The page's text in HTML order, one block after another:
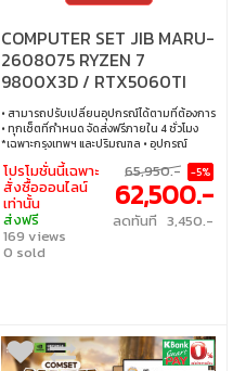
COMPUTER SET JIB MARU-
2608075 RYZEN 7
9800X3D / RTX5060TI
8GB / B650 / 32GB DDR5 /
M.2 1TB
• สามารถปรับเปลี่ยนอุปกรณ์ได้ตามที่ต้องการ
• ทุกเซ็ตที่กำหนด จัดส่งฟรีภายใน 4 ชั่วโมง
*เฉพาะกรุงเทพฯ และปริมณฑล • อุปกรณ์
คอมพิวเตอร์เสียภายใน 30 วัน นับจากวันซื้อ
เปลี่ยนอุปกรณ์คอมพิวเตอร์ใหม่ให้ทันที
ภายใน 24 ชั่วโมง เฉพาะซื้อผ่าน JIB Online
เท่านั้น (เงื่อนไขเป็นไปตามที่กำหนด) • ผ่อน
สบายๆ 0% นาน 10 เดือน ทุกเซ็ต • บริการ
ซ่อมและตรวจเช็คอาการ ฟรี! ได้ที่เจไอบีกว่า 140
สาขา ทั่วประเทศ
โปรโมชั่นนี้เฉพาะ
สั่งซื้อออนไลน์
เท่านั้น
ส่งฟรี
169 views
0 sold
65,950.- -5%
62,500.-
ลดทันที 3,450.-